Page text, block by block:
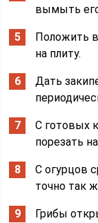
вымыть
Положить
на плиту.
Дать
С готовых
порезать
С огурцов
точно так
Грибы